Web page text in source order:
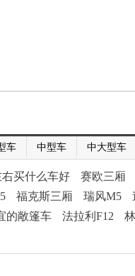
车 中型车 中大型车
右买什么车好 赛欧三厢
福克斯三厢 瑞风M5
的敞篷车 法拉利F12